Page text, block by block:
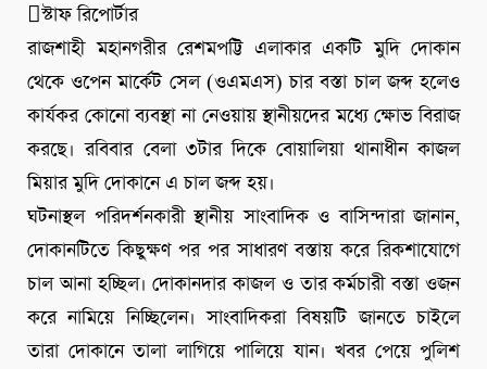
স্টাফ রিপোর্টার
রাজশাহী মহানগরীর রেশমপট্টি এলাকার একটি মুদি দোকান
থেকে ওপেন মার্কেট সেল (ওএমএস) চার বস্তা চাল জব্দ হলেও
কার্যকর কোনো ব্যবস্থা না নেওয়ায় স্থানীয়দের মধ্যে ক্ষোভ বিরাজ
করছে। রবিবার বেলা ৩টার দিকে বোয়ালিয়া থানাধীন কাজল
মিয়ার মুদি দোকানে এ চাল জব্দ হয়।
ঘটনাস্থল পরিদর্শনকারী স্থানীয় সাংবাদিক ও বাসিন্দারা জানান,
দোকানটিতে কিছুক্ষণ পর পর সাধারণ বস্তায় করে রিকশাযোগে
চাল আনা হচ্ছিল। দোকানদার কাজল ও তার কর্মচারী বস্তা ওজন
করে নামিয়ে নিচ্ছিলেন। সাংবাদিকরা বিষয়টি জানতে চাইলে
তারা দোকানে তালা লাগিয়ে পালিয়ে যান। খবর পেয়ে পুলিশ